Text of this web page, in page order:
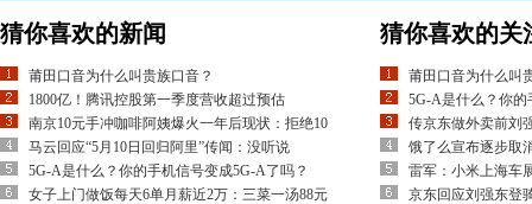
猜你喜欢的新闻
莆田口音为什么叫贵族口音？
1800亿！腾讯控股第一季度营收超过预估
南京10元手冲咖啡阿姨爆火一年后现状：拒绝10
马云回应“5月10日回归阿里”传闻：没听说
5G-A是什么？你的手机信号变成5G-A了吗？
女子上门做饭每天6单月薪近2万：三菜一汤88元
猜你喜欢的关
莆田口音为什么叫
5G-A是什么？你
传京东做外卖前刘
饿了么宣布逐步取
雷军：小米上海车
京东回应刘强东登